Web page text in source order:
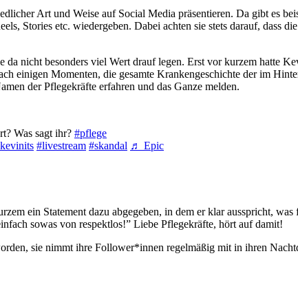
Art und Weise auf Social Media präsentieren. Da gibt es
Stories etc. wiedergeben. Dabei achten sie stets darauf, dass
da nicht besonders viel Wert drauf legen. Erst vor kurzem hatte
einigen Momenten, die gesamte Krankengeschichte der im
der Pflegekräfte erfahren und das Ganze melden.
Was sagt ihr? #pflege
#livestream #skandal ♬ Epic
ein Statement dazu abgegeben, in dem er klar ausspricht,
sowas von respektlos!” Liebe Pflegekräfte, hört auf damit!
sie nimmt ihre Follower*innen regelmäßig mit in ihren